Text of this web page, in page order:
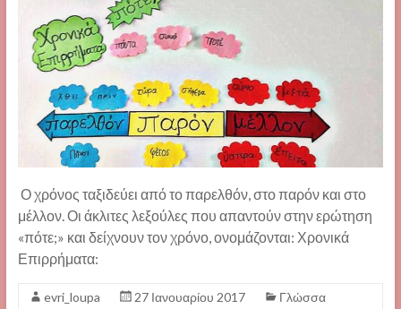
Ο χρόνος ταξιδεύει από το παρελθόν, στο παρόν και στο
μέλλον. Οι άκλιτες λεξούλες που απαντούν στην ερώτηση
«πότε;» και δείχνουν τον χρόνο, ονομάζονται: Χρονικά
Επιρρήματα:
evri_loupa 27 Ιανουαρίου 2017
Γλώσσα